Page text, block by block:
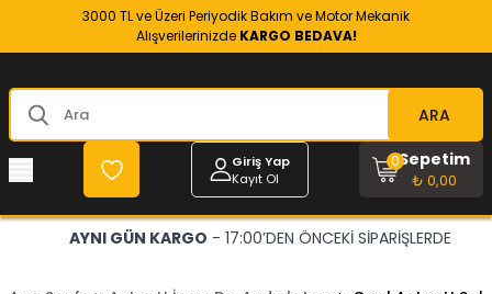
3000 TL ve Üzeri Periyodik Bakım ve Motor Mekanik
Alışverilerinizde KARGO BEDAVA!
ARA
Giriş Yap
Kayıt Ol
Sepetim
₺ 0,00
0
AYNI GÜN KARGO - 17:00’DEN ÖNCEKİ SİPARİŞLERDE